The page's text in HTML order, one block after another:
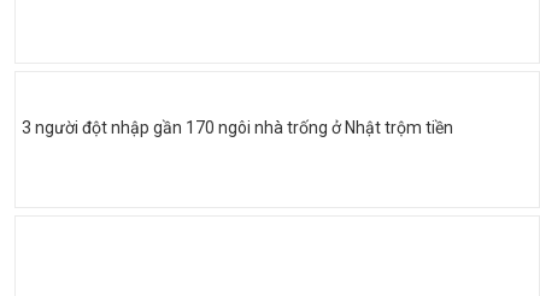
3 người đột nhập gần 170 ngôi nhà trống ở Nhật trộm tiền